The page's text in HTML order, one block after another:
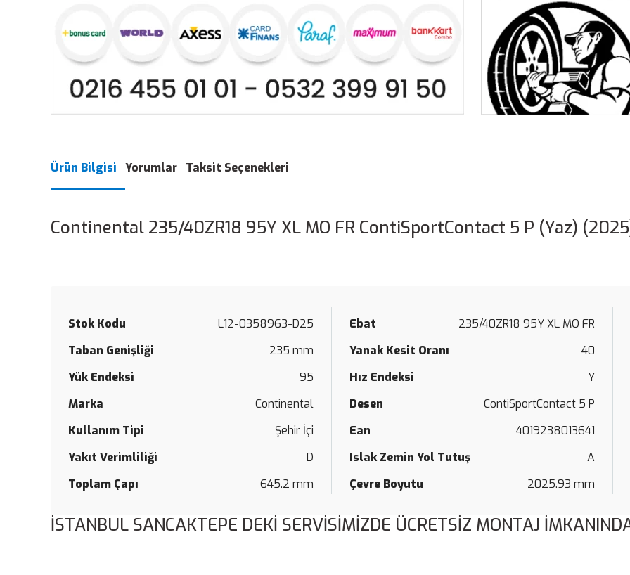
Ürün Bilgisi Yorumlar Taksit Seçenekleri
Continental 235/40ZR18 95Y XL MO FR ContiSportContact 5 P (Yaz)
Stok Kodu L12-0358963-D25 Ebat
235/40ZR18 95Y XL MO FR
Taban Genişliği
235 mm Yanak Kesit Oranı
40
Yük Endeksi
95 Hız Endeksi
Y
Marka
Continental Desen
ContiSportContact 5 P
Kullanım Tipi
Şehir İçi Ean
4019238013641
Yakıt Verimliliği
D Islak Zemin Yol Tutuş
A
Toplam Çapı
645.2 mm Çevre Boyutu 2025.93 mm
İSTANBUL SANCAKTEPE DEKİ SERVİSİMİZDE ÜCRETSİZ MONTAJ